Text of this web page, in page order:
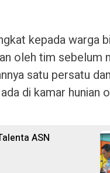
kepada warga
oleh tim sebelum
satu persatu dan
di kamar hunian
ASN